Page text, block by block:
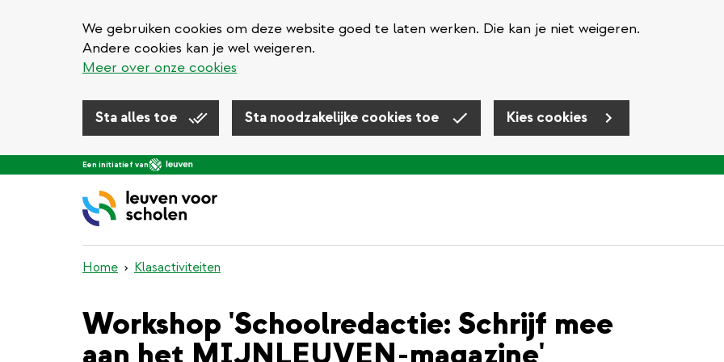
We gebruiken cookies om deze website goed te laten werken. Die kan je niet weigeren.
Andere cookies kan je wel weigeren.
Meer over onze cookies
Sta alles toe Sta noodzakelijke cookies toe Kies cookies
OverslaanEen initiatief van
Home Klasactiviteiten
Workshop 'Schoolredactie: Schrijf mee